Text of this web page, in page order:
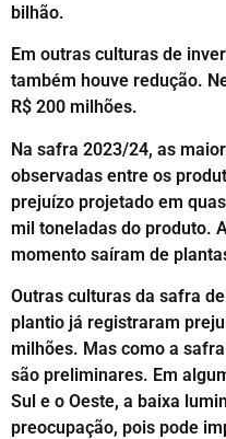
bilhão.
Em outras culturas de
também houve redução.
R$ 200 milhões.
Na safra 2023/24, as
observadas entre os
prejuízo projetado em
mil toneladas do produto.
momento saíram de
Outras culturas da safra
plantio já registraram
milhões. Mas como a
são preliminares. Em
Sul e o Oeste, a baixa
preocupação, pois pode